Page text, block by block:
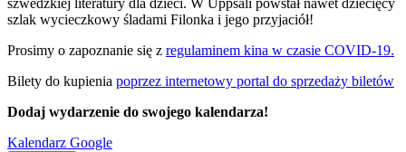
szwedzkiej literatury dla dzieci. W Uppsali powstał nawet dziecięcy
szlak wycieczkowy śladami Filonka i jego przyjaciół!
Prosimy o zapoznanie się z regulaminem kina w czasie COVID-19.
Bilety do kupienia poprzez internetowy portal do sprzedaży biletów
Dodaj wydarzenie do swojego kalendarza!
Kalendarz Google